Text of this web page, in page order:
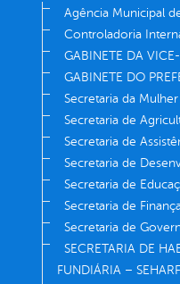
Agência Municipal
Controladoria
GABINETE DA VICE-
GABINETE DO
Secretaria da Mulher
Secretaria de
Secretaria de
Secretaria de
Secretaria de
Secretaria de
Secretaria de
SECRETARIA DE
FUNDIÁRIA – SEHARF